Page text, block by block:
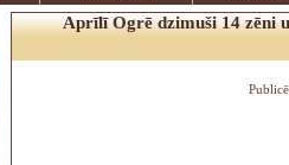
Aprīlī Ogrē dzimuši 14 zēni